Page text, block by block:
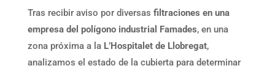
Tras recibir aviso por diversas filtraciones en una
empresa del polígono industrial Famades, en una
zona próxima a la L’Hospitalet de Llobregat,
analizamos el estado de la cubierta para determinar